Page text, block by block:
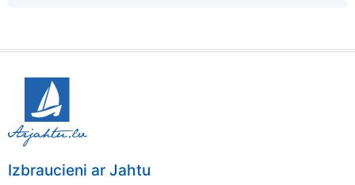
Izbraucieni ar Jahtu